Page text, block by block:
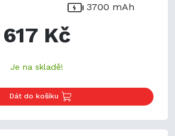
3700 mAh
617 Kč
Je na skladě!
Dát do košíku